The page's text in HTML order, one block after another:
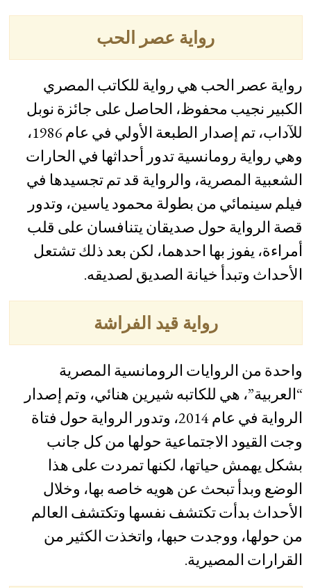
رواية عصر الحب
رواية عصر الحب هي رواية للكاتب المصري
الكبير نجيب محفوظ، الحاصل على جائزة نوبل
للآداب، تم إصدار الطبعة الأولي في عام 1986،
وهي رواية رومانسية تدور أحداثها في الحارات
الشعبية المصرية، والرواية قد تم تجسيدها في
فيلم سينمائي من بطولة محمود ياسين، وتدور
قصة الرواية حول صديقان يتنافسان على قلب
أمراءة، يفوز بها احدهما، لكن بعد ذلك تشتعل
الأحداث وتبدأ خيانة الصديق لصديقه.
رواية قيد الفراشة
واحدة من الروايات الرومانسية المصرية
“العربية”، هي للكاتبه شيرين هنائي، وتم إصدار
الرواية في عام 2014، وتدور الرواية حول فتاة
وجت القيود الاجتماعية حولها من كل جانب
بشكل يهمش حياتها، لكنها تمردت على هذا
الوضع وبدأ تبحث عن هويه خاصه بها، وخلال
الأحداث بدأت تكتشف نفسها وتكتشف العالم
من حولها، ووجدت حبها، واتخذت الكثير من
القرارات المصيرية.